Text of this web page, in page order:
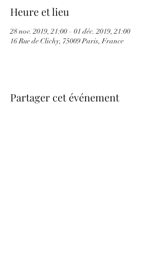
Heure et lieu
28 nov. 2019, 21:00 – 01 déc. 2019, 21:00
16 Rue de Clichy, 75009 Paris, France
Partager cet événement